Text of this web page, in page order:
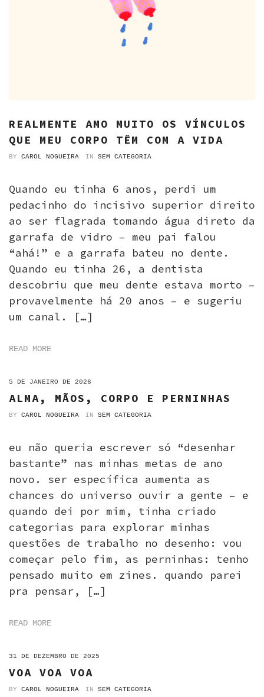
REALMENTE AMO MUITO OS VÍNCULOS
QUE MEU CORPO TÊM COM A VIDA
BY CAROL NOGUEIRA IN SEM CATEGORIA
Quando eu tinha 6 anos, perdi um
pedacinho do incisivo superior direito
ao ser flagrada tomando água direto da
garrafa de vidro – meu pai falou
“ahá!” e a garrafa bateu no dente.
Quando eu tinha 26, a dentista
descobriu que meu dente estava morto –
provavelmente há 20 anos – e sugeriu
um canal. […]
READ MORE
ON
5 DE JANEIRO DE 2026
ALMA, MÃOS, CORPO E PERNINHAS
BY CAROL NOGUEIRA IN SEM CATEGORIA
eu não queria escrever só “desenhar
bastante” nas minhas metas de ano
novo. ser específica aumenta as
chances do universo ouvir a gente – e
quando dei por mim, tinha criado
categorias para explorar minhas
questões de trabalho no desenho: vou
começar pelo fim, as perninhas: tenho
pensado muito em zines. quando parei
pra pensar, […]
READ MORE
ON
31 DE DEZEMBRO DE 2025
VOA VOA VOA
BY CAROL NOGUEIRA IN SEM CATEGORIA